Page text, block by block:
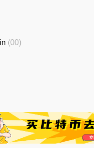
(00)